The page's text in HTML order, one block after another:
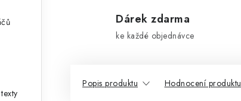
Dárek zdarma
ke každé objednávce
Popis produktu Hodnocení produktu